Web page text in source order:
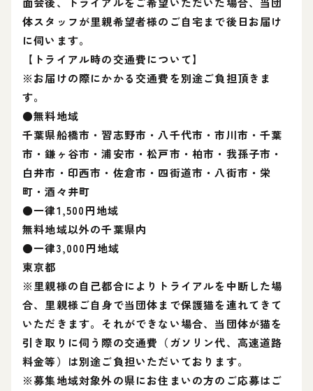
体スタッフが里親希望者様のご自宅まで後日お届け
に伺います。
【トライアル時の交通費について】
※お届けの際にかかる交通費を別途ご負担頂きま
す。
●無料地域
千葉県船橋市・習志野市・八千代市・市川市・千葉
市・鎌ヶ谷市・浦安市・松戸市・柏市・我孫子市・
白井市・印西市・佐倉市・四街道市・八街市・栄
町・酒々井町
●一律1,500円地域
無料地域以外の千葉県内
●一律3,000円地域
東京都
※里親様の自己都合によりトライアルを中断した場
合、里親様ご自身で当団体まで保護猫を連れてきて
いただきます。それができない場合、当団体が猫を
引き取りに伺う際の交通費（ガソリン代、高速道路
料金等）は別途ご負担いただいております。
※募集地域対象外の県にお住まいの方のご応募はご